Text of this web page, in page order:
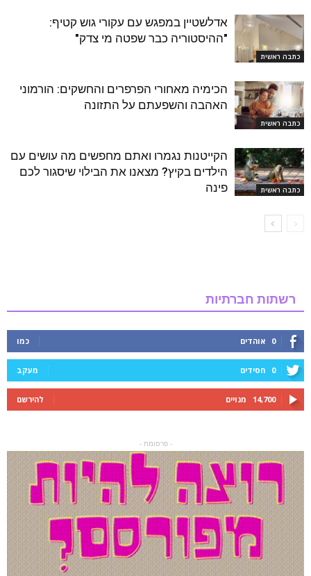
כתבה ראשית
אדלשטיין במפגש עם עקורי גוש קטיף:
"ההיסטוריה כבר שפטה מי צדק"
כתבה ראשית
הכימיה מאחורי הפרפרים והחשקים: הורמוני
האהבה והשפעתם על התזונה
כתבה ראשית
הקייטנות נגמרו ואתם מחפשים מה עושים עם
הילדים בקיץ? מצאנו את הבילוי שיסגור לכם
פינה
רשתות חברתיות
0 אוהדים כמו
0 חסידים מעקב
14,700 מנויים להירשם
- פרסומת -